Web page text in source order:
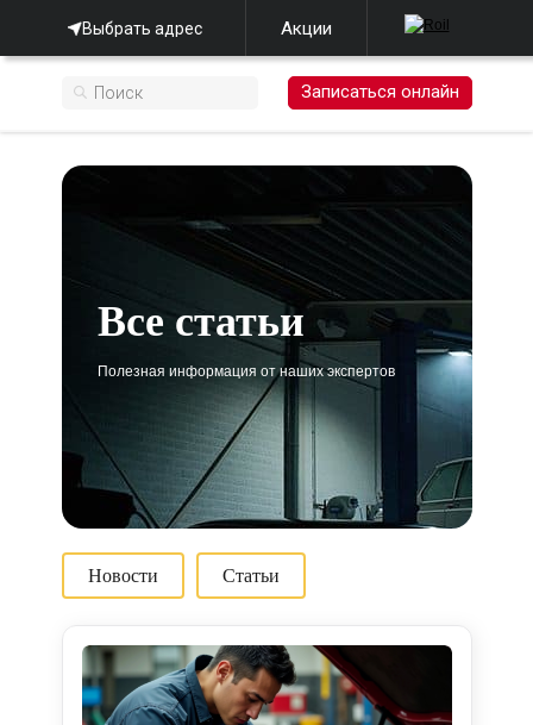
Выбрать адрес Акции
Записаться онлайн
Все статьи
Полезная информация от наших экспертов
Новости Статьи